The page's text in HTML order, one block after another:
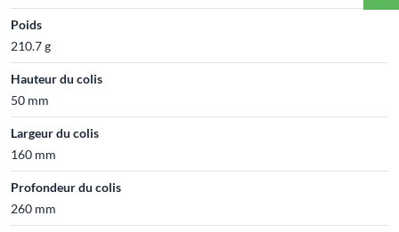
Poids
210.7 g
Hauteur du colis
50 mm
Largeur du colis
160 mm
Profondeur du colis
260 mm